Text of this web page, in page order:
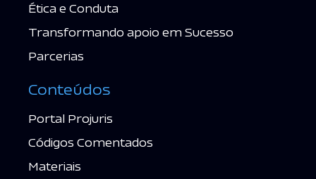
Ética e Conduta
Transformando apoio em Sucesso
Parcerias
Conteúdos
Portal Projuris
Códigos Comentados
Materiais